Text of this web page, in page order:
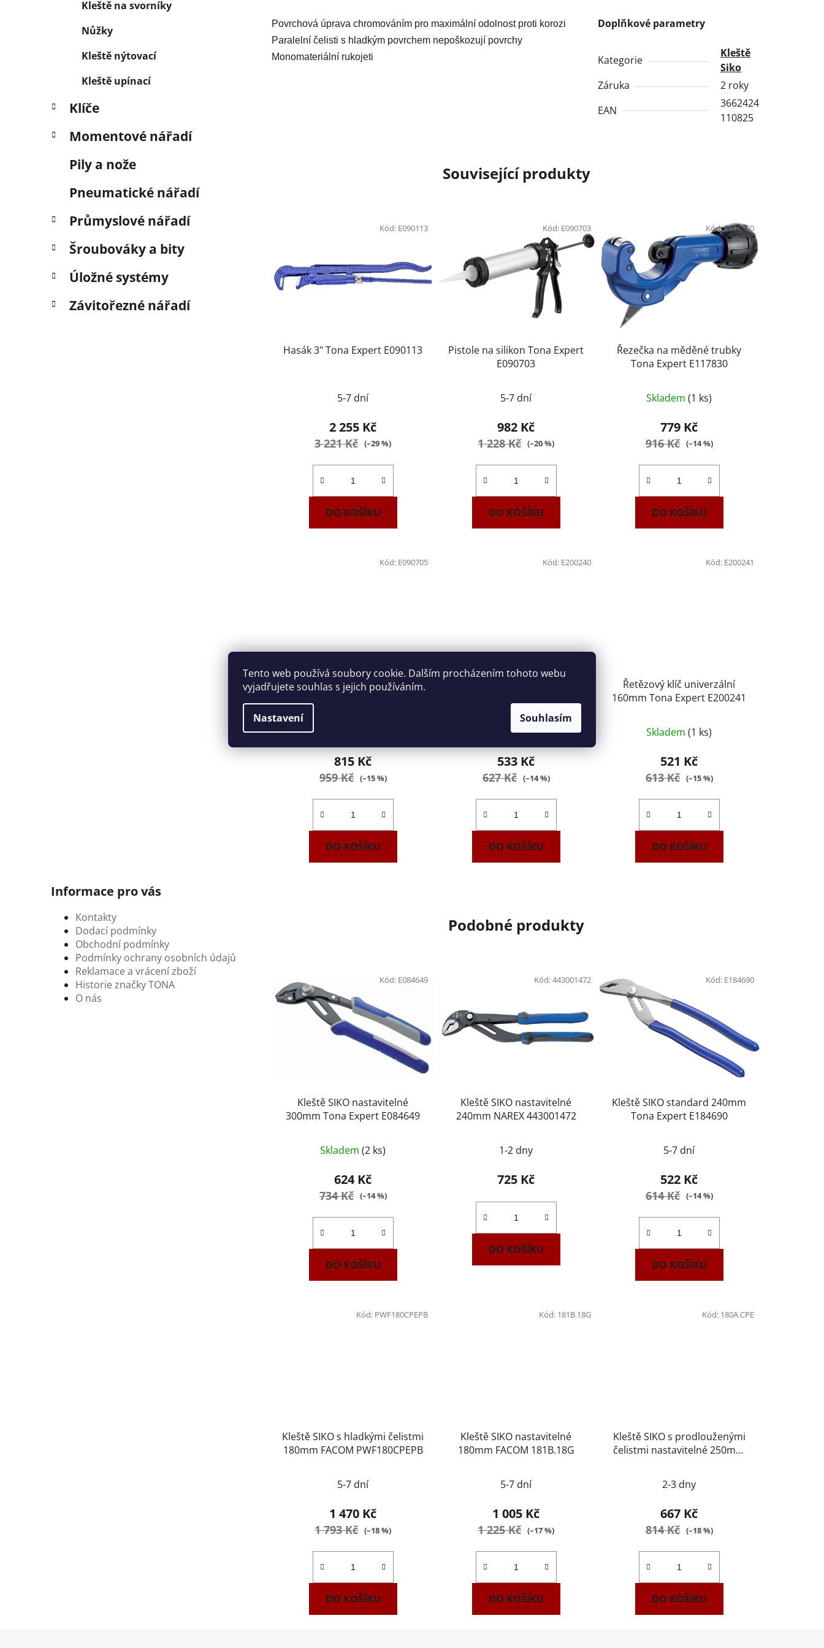
Tento web používá soubory cookie. Dalším procházením tohoto webu
vyjadřujete souhlas s jejich používáním.
Nastavení Souhlasím
Kleště na svorníky
Nůžky
Kleště nýtovací
Kleště upínací
Klíče
Momentové nářadí
Pily a nože
Pneumatické nářadí
Průmyslové nářadí
Šroubováky a bity
Úložné systémy
Závitořezné nářadí
Informace pro vás
Kontakty
Dodací podmínky
Obchodní podmínky
Podmínky ochrany osobních údajů
Reklamace a vrácení zboží
Historie značky TONA
O nás
Povrchová úprava chromováním pro maximální odolnost proti korozi
Paralelní čelisti s hladkým povrchem nepoškozují povrchy
Monomateriální rukojeti
Doplňkové parametry
Kategorie
Kleště
Siko
Záruka
2 roky
EAN
3662424
110825
Související produkty
Hasák 3" Tona Expert E090113
5-7 dní
2 255 Kč
3 221 Kč (–29 %)
DO KOŠÍKU
Kód: E090113
Pistole na silikon Tona Expert
E090703
hodnocení
produktu
je
5
hvězdiček.
5-7 dní
982 Kč
1 228 Kč (–20 %)
DO KOŠÍKU
Kód: E090703
Řezečka na měděné trubky
Tona Expert E117830
Skladem(1 ks)
779 Kč
916 Kč (–14 %)
DO KOŠÍKU
Kód:E117830
Mazací lis Tona Expert
815 Kč
959 Kč (–15 %)
DO KOŠÍKU
Kód: E090705
5-7 dní
533 Kč
627 Kč (–14 %)
DO KOŠÍKU
Kód: E200240
Řetězový klíč univerzální
160mm Tona Expert E200241
Skladem(1 ks)
521 Kč
613 Kč (–15 %)
DO KOŠÍKU
Kód: E200241
Podobné produkty
Kleště SIKO nastavitelné
300mm Tona Expert E084649
Skladem(2 ks)
624 Kč
734 Kč (–14 %)
DO KOŠÍKU
Kód: E084649
Kleště SIKO nastavitelné
240mm NAREX 443001472
1-2 dny
725 Kč
DO KOŠÍKU
Kód:443001472
Kleště SIKO standard 240mm
Tona Expert E184690
5-7 dní
522 Kč
614 Kč (–14 %)
DO KOŠÍKU
Kód: E184690
Kleště SIKO s hladkými čelistmi
180mm FACOM PWF180CPEPB
5-7 dní
1 470 Kč
1 793 Kč (–18 %)
DO KOŠÍKU
Kód: PWF180CPEPB
Kleště SIKO nastavitelné
180mm FACOM 181B.18G
5-7 dní
1 005 Kč
1 225 Kč (–17 %)
DO KOŠÍKU
Kód: 181B.18G
Kleště SIKO s prodlouženými
čelistmi nastavitelné 250mm
2-3 dny
667 Kč
814 Kč (–18 %)
DO KOŠÍKU
Kód: 180A.CPE